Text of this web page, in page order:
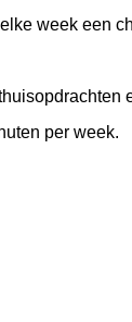
week een
per week.